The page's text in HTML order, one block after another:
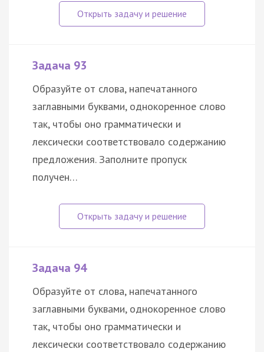
Задача 93
Образуйте от слова, напечатанного
заглавными буквами, однокоренное слово
так, чтобы оно грамматически и
лексически соответствовало содержанию
предложения. Заполните пропуск
получен…
Задача 94
Образуйте от слова, напечатанного
заглавными буквами, однокоренное слово
так, чтобы оно грамматически и
лексически соответствовало содержанию